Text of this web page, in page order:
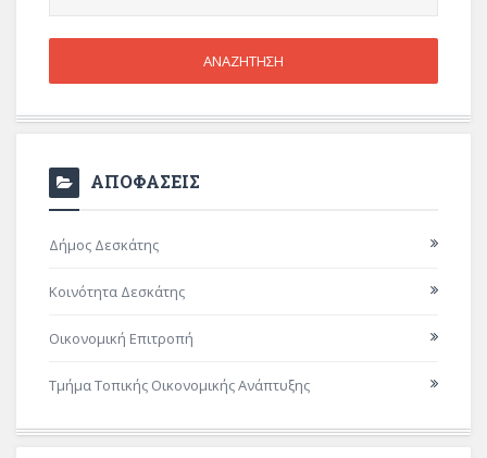
ΑΠΟΦΑΣΕΙΣ
Δήμος Δεσκάτης
Κοινότητα Δεσκάτης
Οικονομική Επιτροπή
Τμήμα Τοπικής Οικονομικής Ανάπτυξης